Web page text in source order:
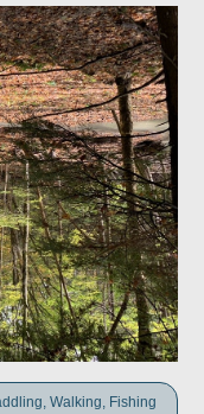
Walking, Fishing